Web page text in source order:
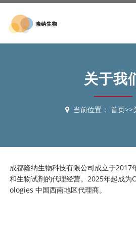
关于我
当前位置： 首页>>
成都隆纳生物科技有限公司成立于2017
和生物试剂的代理经营。2025年起成
ologies 中国西南地区代理商。